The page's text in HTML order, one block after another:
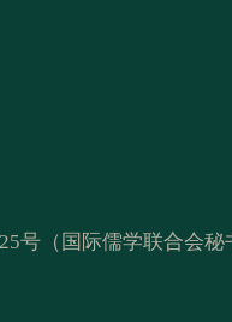
号（国际儒学联合会秘